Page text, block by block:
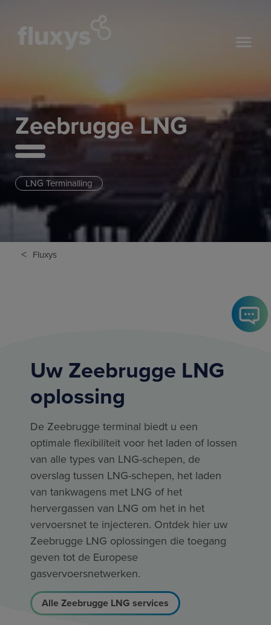
LNG Terminalling
Zeebrugge LNG
< Fluxys
Uw Zeebrugge LNG
oplossing
De Zeebrugge terminal biedt u een
optimale flexibiliteit voor het laden of lossen
van alle types van LNG-schepen, de
overslag tussen LNG-schepen, het laden
van tankwagens met LNG of het
hervergassen van LNG om het in het
vervoersnet te injecteren. Ontdek hier uw
Zeebrugge LNG oplossingen die toegang
geven tot de Europese
gasvervoersnetwerken.
Alle Zeebrugge LNG services